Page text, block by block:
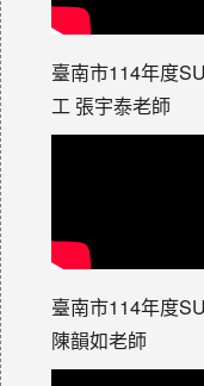
臺南市114年度
工 張宇泰老師
臺南市114年度
陳韻如老師